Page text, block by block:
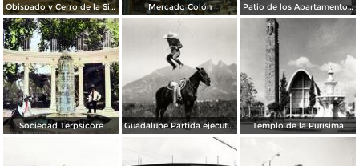
Obispado y Cerro de la Silla Mercado Colón Patio de los Apartamentos Regina
Sociedad Terpsícore Guadalupe Partida ejecutando una charrería con lazo Templo de la Purísima